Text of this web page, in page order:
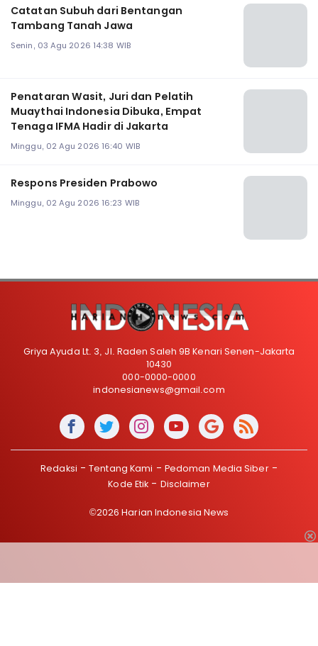
Catatan Subuh dari Bentangan
Tambang Tanah Jawa
Senin, 03 Agu 2026 14:38 WIB
Penataran Wasit, Juri dan Pelatih
Muaythai Indonesia Dibuka, Empat
Tenaga IFMA Hadir di Jakarta
Minggu, 02 Agu 2026 16:40 WIB
Respons Presiden Prabowo
Minggu, 02 Agu 2026 16:23 WIB
Griya Ayuda Lt. 3, Jl. Raden Saleh 9B Kenari Senen-Jakarta
10430
000-0000-0000
indonesianews@gmail.com
Redaksi Tentang Kami
Pedoman Media Siber
Kode Etik
Disclaimer
©2026 Harian Indonesia News